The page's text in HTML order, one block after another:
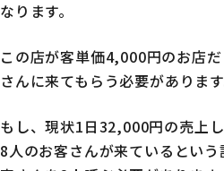
なります。
この店が客単価4,000円のお店
さんに来てもらう必要があります
もし、現状1日32,000円の売上
8人のお客さんが来ているとい